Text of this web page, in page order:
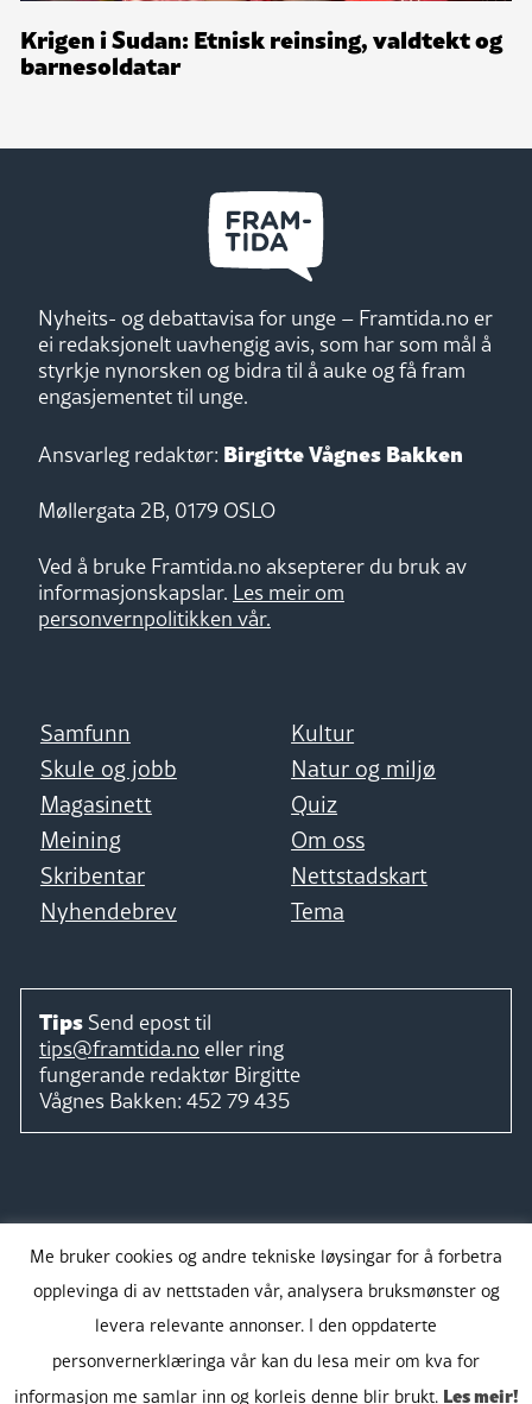
Krigen i Sudan: Etnisk reinsing, valdtekt og
barnesoldatar
Nyheits- og debattavisa for unge – Framtida.no er
ei redaksjonelt uavhengig avis, som har som mål å
styrkje nynorsken og bidra til å auke og få fram
engasjementet til unge.
Ansvarleg redaktør: Birgitte Vågnes Bakken
Møllergata 2B, 0179 OSLO
Ved å bruke Framtida.no aksepterer du bruk av
informasjonskapslar. Les meir om
personvernpolitikken vår.
Samfunn
Kultur
Skule og jobb
Natur og miljø
Magasinett
Quiz
Meining
Om oss
Skribentar
Nettstadskart
Nyhendebrev
Tema
Tips Send epost til
tips@framtida.no eller ring
fungerande redaktør Birgitte
Vågnes Bakken: 452 79 435
Takk for støtta:
Me bruker cookies og andre tekniske løysingar for å forbetra
opplevinga di av nettstaden vår, analysera bruksmønster og
levera relevante annonser. I den oppdaterte
personvernerklæringa vår kan du lesa meir om kva for
informasjon me samlar inn og korleis denne blir brukt. Les meir!